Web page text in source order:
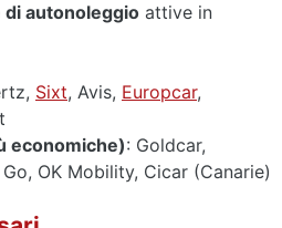
di autonoleggio attive in
Sixt, Avis, Europcar,
economiche): Goldcar,
OK Mobility, Cicar (Canarie)